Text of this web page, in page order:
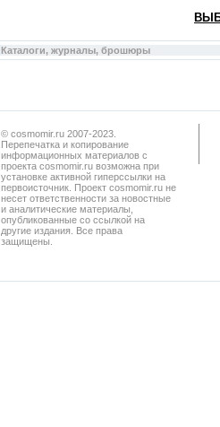
Каталоги, журналы, брошюры
© cosmomir.ru 2007-2023.
Перепечатка и копирование
информационных материалов с
проекта cosmomir.ru возможна при
установке активной гиперссылки на
первоисточник. Проект cosmomir.ru не
несет ответственности за новостные
и аналитические материалы,
опубликованные со ссылкой на
другие издания. Все права
защищены.